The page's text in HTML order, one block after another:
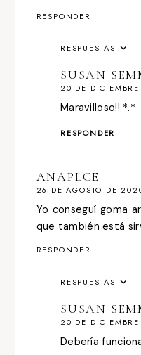
RESPONDER
RESPUESTAS
SUSAN
20 DE
Maravilloso!! *.*
RESPONDER
ANAPLCE
26 DE AGOSTO DE
Yo conseguí goma
que también está
RESPONDER
RESPUESTAS
SUSAN
20 DE
Debería